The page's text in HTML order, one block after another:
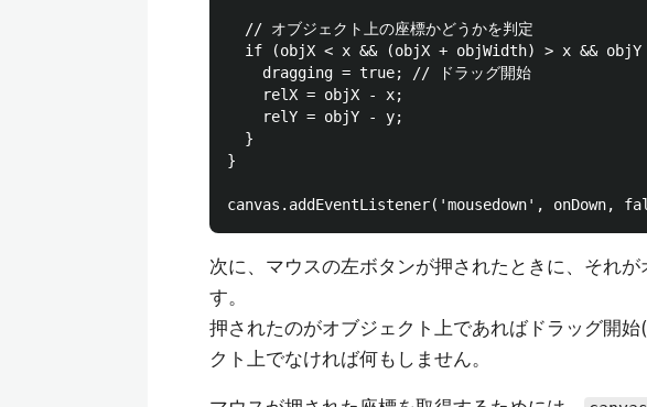
  // オブジェクト上の座標かどうかを判定
if (objX < x && (objX + objWidth) > x &&
    dragging = true; // ドラッグ開始
    relX = objX - x;
    relY = objY - y;
  }
}
次に、マウスの左ボタンが押されたときに、それ
す。
押されたのがオブジェクト上であればドラッグ開始(
クト上でなければ何もしません。